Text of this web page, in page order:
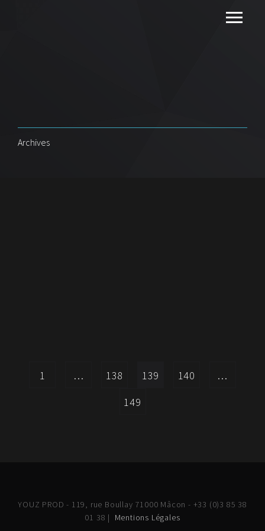
Archives
1 … 138 139 140
…
149
YOUZ PROD - 119, rue Boullay 71000 Mâcon - +33 (0)3 85 38
01 38 | Mentions Légales